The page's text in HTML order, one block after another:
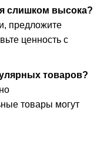
слишком высока?
предложите
ценность с
товаров?
товары могут